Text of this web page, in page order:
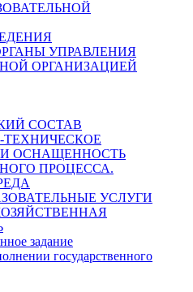
УПРАВЛЕНИЯ
ОРГАНИЗАЦИЕЙ
СОСТАВ
ОСНАЩЕННОСТЬ
ПРОЦЕССА.
УСЛУГИ
задание
государственного